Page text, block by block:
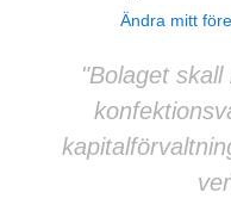
Ändra mitt
"Bolaget